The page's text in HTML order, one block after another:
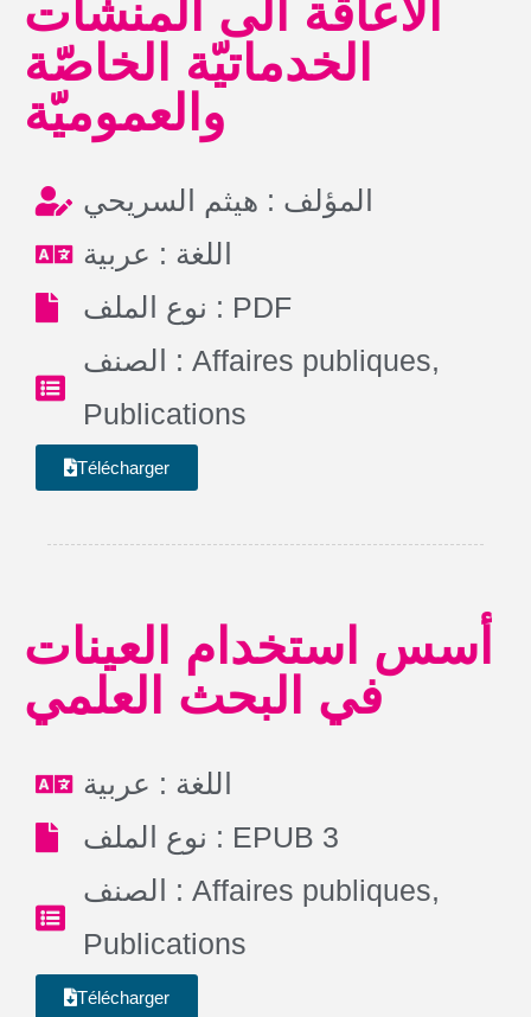
الاعاقة الى المنشآت
الخدماتيّة الخاصّة
والعموميّة
المؤلف : هيثم السريحي
اللغة : عربية
نوع الملف : PDF
الصنف : Affaires publiques,
Publications
Télécharger
أسس استخدام العينات
في البحث العلمي
اللغة : عربية
نوع الملف : EPUB 3
الصنف : Affaires publiques,
Publications
Télécharger